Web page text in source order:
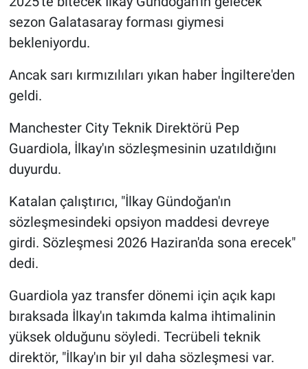
sezon Galatasaray forması giymesi
bekleniyordu.
Ancak sarı kırmızılıları yıkan haber İngiltere'den
geldi.
Manchester City Teknik Direktörü Pep
Guardiola, İlkay'ın sözleşmesinin uzatıldığını
duyurdu.
Katalan çalıştırıcı, "İlkay Gündoğan'ın
sözleşmesindeki opsiyon maddesi devreye
girdi. Sözleşmesi 2026 Haziran'da sona erecek"
dedi.
Guardiola yaz transfer dönemi için açık kapı
bıraksada İlkay'ın takımda kalma ihtimalinin
yüksek olduğunu söyledi. Tecrübeli teknik
direktör, "İlkay'ın bir yıl daha sözleşmesi var.
Günün görüntüsü
Haber
İlan
Kimdir
Koronavirüs
Kültür Sanat
Nedir
Popüler